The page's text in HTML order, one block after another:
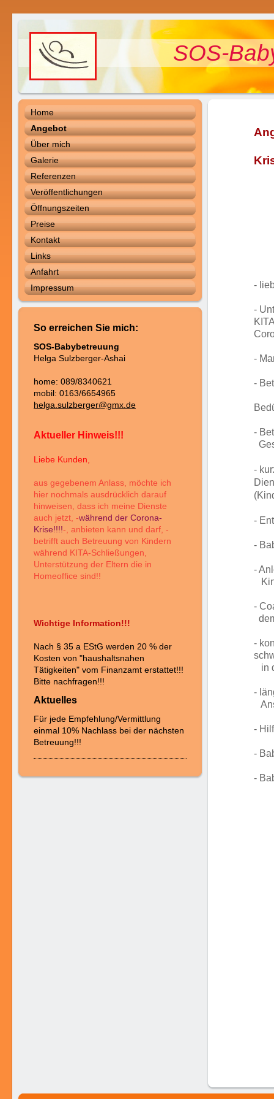
SOS-
Home
Angebot
Über mich
Galerie
Referenzen
Veröffentlichungen
Öffnungszeiten
Preise
Kontakt
Links
Anfahrt
Impressum
So erreichen Sie mich:
SOS-Babybetreuung
Helga Sulzberger-Ashai
home: 089/8340621
mobil: 0163/6654965
helga.sulzberger@gmx.de
Aktueller Hinweis!!!
Liebe Kunden,
aus gegebenem Anlass, möchte ich
hier nochmals ausdrücklich darauf
hinweisen, dass ich meine Dienste
auch jetzt, -während der Corona-
Krise!!!!-, anbieten kann und darf, -
betrifft auch Betreuung von Kindern
während KITA-Schließungen,
Unterstützung der Eltern die in
Homeoffice sind!!
Wichtige Information!!!
Nach § 35 a EStG werden 20 % der
Kosten von "haushaltsnahen
Tätigkeiten" vom Finanzamt erstattet!!!
Bitte nachfragen!!!
Aktuelles
Für jede Empfehlung/Vermittlung
einmal 10% Nachlass bei der nächsten
Betreuung!!!
-
-
-
-
-
-
-
-
-
-
-
in
-
-
-
-